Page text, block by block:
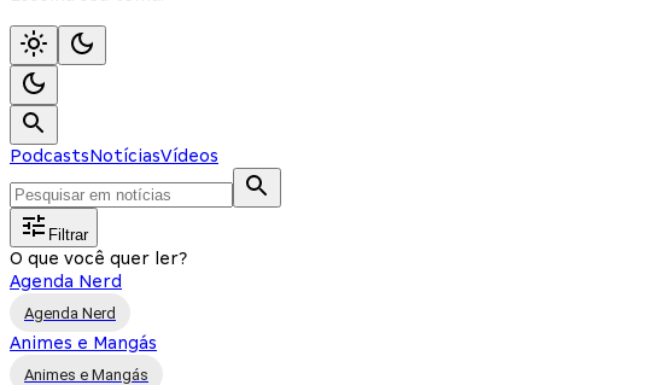
PodcastsNotíciasVídeos
Filtrar
O que você quer ler?
Agenda Nerd
Agenda Nerd
Animes e Mangás
Animes e Mangás